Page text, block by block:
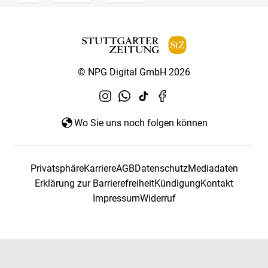
© NPG Digital GmbH 2026
Wo Sie uns noch folgen können
PrivatsphäreKarriereAGBDatenschutzMediadaten
Erklärung zur BarrierefreiheitKündigungKontakt
ImpressumWiderruf